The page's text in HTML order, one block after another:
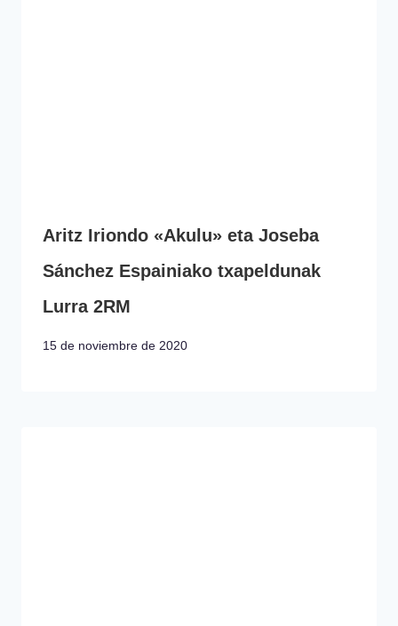
Aritz Iriondo «Akulu» eta Joseba
Sánchez Espainiako txapeldunak
Lurra 2RM
15 de noviembre de 2020